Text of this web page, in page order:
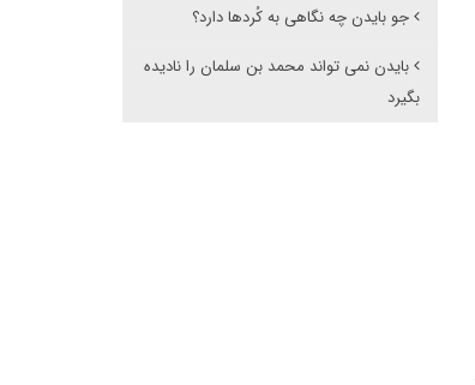
جو بایدن چه نگاهی به کُردها دارد؟
بایدن نمی تواند محمد بن سلمان را نادیده
بگیرد